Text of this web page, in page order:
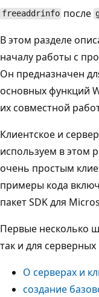
freeaddrinfo после
В этом разделе
началу работы с
Он предназначен
основных функций
их совместной
Клиентское и
используем в этом
очень простым
примеры кода
пакет SDK для
Первые несколько
так и для
О серверах и
создание